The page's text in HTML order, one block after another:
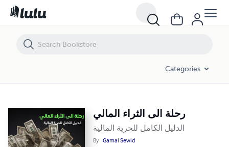
Categories
رحلة الى الثراء المالي
الدليل الكامل للحرية المالية
By Gamal Sewid
رحلة الى الثراء المالي